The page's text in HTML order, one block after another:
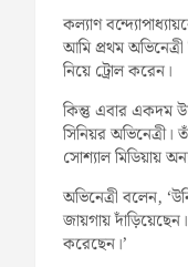
কল্যাণ
আমি প্রথম
নিয়ে ট্রোল করেন।
কিন্তু এবার একদম
সিনিয়র
সোশ্যাল মিডিয়ায়
অভিনেত্রী বলেন,
জায়গায়
করেছেন।’